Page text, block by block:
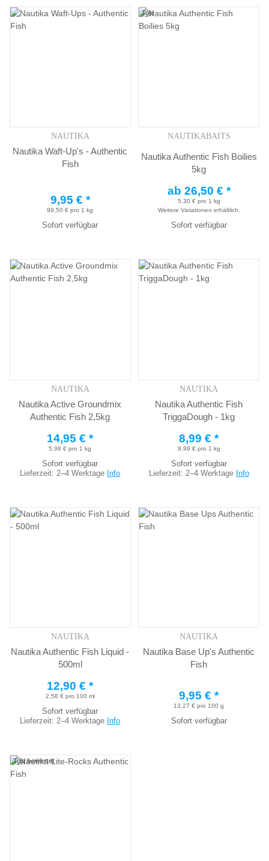
NAUTIKA
Nautika Waft-Up's - Authentic
Fish
9,95 € *
99,50 € pro 1 kg
Sofort verfügbar
Top
NAUTIKABAITS
Nautika Authentic Fish Boilies
5kg
ab 26,50 € *
5,30 € pro 1 kg
Weitere Variationen erhältlich.
Sofort verfügbar
NAUTIKA
Nautika Active Groundmix
Authentic Fish 2,5kg
14,95 €*
5,98 € pro 1 kg
Sofort verfügbar
Lieferzeit: 2–4 Werktage Info
NAUTIKA
Nautika Authentic Fish
TriggaDough - 1kg
8,99 €*
8,99 € pro 1 kg
Sofort verfügbar
Lieferzeit: 2–4 Werktage Info
NAUTIKA
Nautika Authentic Fish Liquid -
500ml
12,90 €*
2,58 € pro 100 ml
Sofort verfügbar
Lieferzeit:2–4 Werktage Info
NAUTIKA
Nautika Base Up's Authentic
Fish
9,95 €*
13,27 € pro 100 g
Sofort verfügbar
Top bewertet